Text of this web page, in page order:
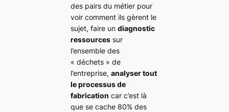
des pairs du métier pour
voir comment ils gèrent le
sujet, faire un diagnostic
ressourcessur
l’ensemble des
« déchets » de
l’entreprise, analyser tout
le processus de
fabrication car c’est là
que se cache 80% des